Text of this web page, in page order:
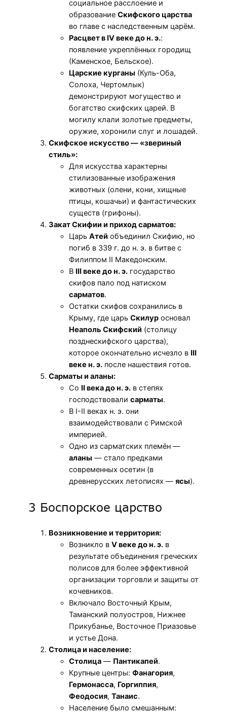
социальное расслоение и
образование Скифского царства
во главе с наследственным царём.
Расцвет в IV веке до н. э.:
появление укреплённых городищ
(Каменское, Бельское).
Царские курганы (Куль-Оба,
Солоха, Чертомлык)
демонстрируют могущество и
богатство скифских царей. В
могилу клали золотые предметы,
оружие, хоронили слуг и лошадей.
Скифское искусство — «звериный
стиль»:
Для искусства характерны
стилизованные изображения
животных (олени, кони, хищные
птицы, кошачьи) и фантастических
существ (грифоны).
Закат Скифии и приход сарматов:
Царь Атей объединил Скифию, но
погиб в 339 г. до н. э. в битве с
Филиппом II Македонским.
В III веке до н. э. государство
скифов пало под натиском
сарматов.
Остатки скифов сохранились в
Крыму, где царь Скилур основал
Неаполь Скифский (столицу
позднескифского царства),
которое окончательно исчезло в III
веке н. э. после нашествия готов.
Сарматы и аланы:
Со II века до н. э. в степях
господствовали сарматы.
В I-II веках н. э. они
взаимодействовали с Римской
империей.
Одно из сарматских племён —
аланы — стало предками
современных осетин (в
древнерусских летописях — ясы).
3 Боспорское царство
Возникновение и территория:
Возникло в V веке до н. э. в
результате объединения греческих
полисов для более эффективной
организации торговли и защиты от
кочевников.
Включало Восточный Крым,
Таманский полуостров, Нижнее
Прикубанье, Восточное Приазовье
и устье Дона.
Столица и население:
Столица — Пантикапей.
Крупные центры: Фанагория,
Гермонасса, Горгиппия,
Феодосия, Танаис.
Население было смешанным: